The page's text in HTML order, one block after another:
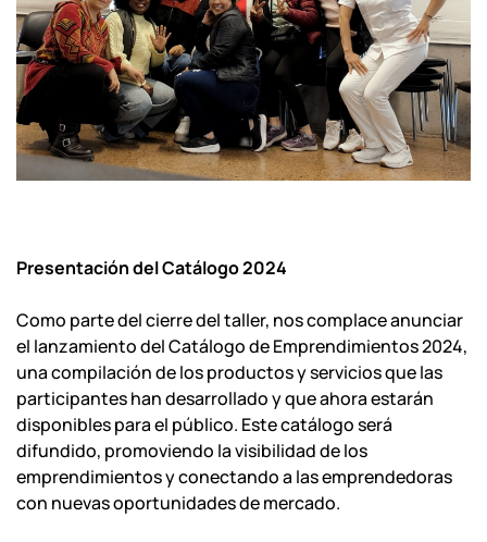
Presentación del Catálogo 2024
Como parte del cierre del taller, nos complace anunciar
el lanzamiento del Catálogo de Emprendimientos 2024,
una compilación de los productos y servicios que las
participantes han desarrollado y que ahora estarán
disponibles para el público. Este catálogo será
difundido, promoviendo la visibilidad de los
emprendimientos y conectando a las emprendedoras
con nuevas oportunidades de mercado.